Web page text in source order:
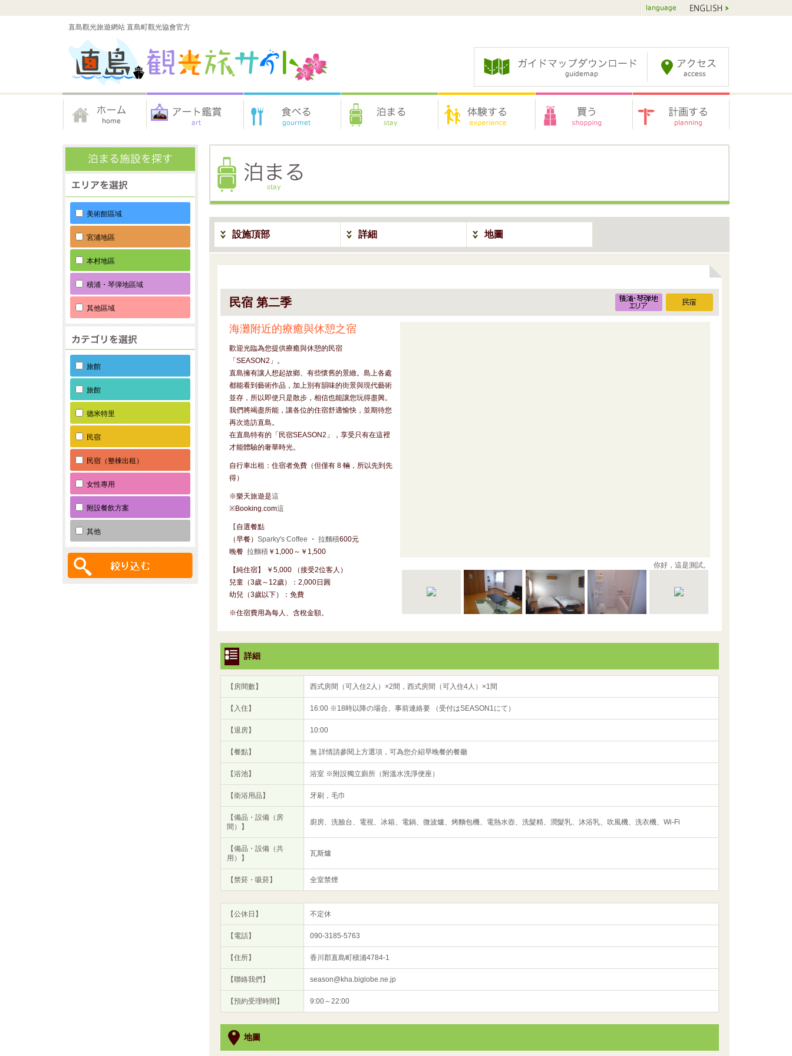
直島觀光旅遊網站 直島町觀光協會官方
設施頂部 詳細 地圖
民宿 第二季
海灘附近的療癒與休憩之宿
歡迎光臨為您提供療癒與休憩的民宿
「SEASON2」。
直島擁有讓人想起故鄉、有些懷舊的景緻。島上各處
都能看到藝術作品，加上別有韻味的街景與現代藝術
並存，所以即使只是散步，相信也能讓您玩得盡興。
我們將竭盡所能，讓各位的住宿舒適愉快，並期待您
再次造訪直島。
在直島特有的「民宿SEASON2」，享受只有在這裡
才能體驗的奢華時光。
自行車出租：住宿者免費（但僅有 8 輛，所以先到先
得）
※樂天旅遊是這
※Booking.com這
【 自選餐點
（早餐） Sparky's Coffee ・ 拉麵積600元
晚餐 拉麵積￥1,000～￥1,500
【純住宿】 ￥5,000 （接受2位客人）
兒童（3歲～12歲）：2,000日圓
幼兒（3歲以下）：免費
※住宿費用為每人、含稅金額。
你好，這是測試。
詳細
【房間數】 西式房間（可入住2人）×2間，西式房間（可入住4人）×1間
【入住】 16:00 ※18時以降の場合、事前連絡要 （受付はSEASON1にて）
【退房】 10:00
【餐點】 無 詳情請參閱上方選項，可為您介紹早晚餐的餐廳
【浴池】 浴室 ※附設獨立廁所（附溫水洗淨便座）
【衛浴用品】 牙刷，毛巾
【備品・設備（房
間）】
廚房、洗臉台、電視、冰箱、電鍋、微波爐、烤麵包機、電熱水壺、洗髮精、潤髮乳、沐浴乳、吹風機、洗衣機、Wi-Fi
【備品・設備（共
用）】
瓦斯爐
【禁菸・吸菸】 全室禁煙
【公休日】 不定休
【電話】 090-3185-5763
【住所】 香川郡直島町積浦4784-1
【聯絡我們】 season@kha.biglobe.ne.jp
【預約受理時間】 9:00～22:00
地圖
美術館區域
宮浦地區
本村地區
積浦・琴弾地區域
其他區域
旅館
旅館
德米特里
民宿
民宿（整棟出租）
女性專用
附設餐飲方案
其他